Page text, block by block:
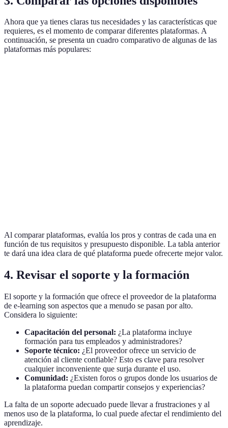
Ahora que ya tienes claras tus necesidades y las características que
requieres, es el momento de comparar diferentes plataformas. A
continuación, se presenta un cuadro comparativo de algunas de las
plataformas más populares:
Al comparar plataformas, evalúa los pros y contras de cada una en
función de tus requisitos y presupuesto disponible. La tabla anterior
te dará una idea clara de qué plataforma puede ofrecerte mejor valor.
4. Revisar el soporte y la formación
El soporte y la formación que ofrece el proveedor de la plataforma
de e-learning son aspectos que a menudo se pasan por alto.
Considera lo siguiente:
Capacitación del personal: ¿La plataforma incluye
formación para tus empleados y administradores?
Soporte técnico: ¿El proveedor ofrece un servicio de
atención al cliente confiable? Esto es clave para resolver
cualquier inconveniente que surja durante el uso.
Comunidad: ¿Existen foros o grupos donde los usuarios de
la plataforma puedan compartir consejos y experiencias?
La falta de un soporte adecuado puede llevar a frustraciones y al
menos uso de la plataforma, lo cual puede afectar el rendimiento del
aprendizaje.